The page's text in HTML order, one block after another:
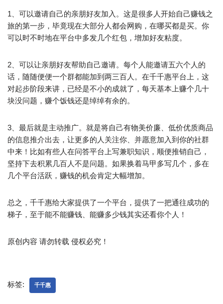
1、可以邀请自己的亲朋好友加入。这是很多人开始自己赚钱之
旅的第一步，毕竟现在大部分人都会网购，在哪买都是买。你
可以时不时地在平台中多发几个红包，增加好友粘度。
2、可以让亲朋好友帮助自己邀请。每个人能邀请五六个人的
话，随随便便一个群都能加到两三百人。在千千惠平台上，这
对起步阶段来讲，已经是不小的成就了，每天基本上赚个几十
块没问题，赚个饭钱还是绰绰有余的。
3、最后就是主动推广。就是将自己有物美价廉、低价优质商品
的信息推介出去，让更多的人关注你、并愿意加入到你的社群
中来！比如有些人在问答平台上写兼职知识，顺便推销自己，
坚持下去积累几百人不是问题。如果换着马甲多写几个，多在
几个平台活跃，赚钱的机会肯定大幅增加。
总之，千千惠给大家提供了一个平台，提供了一把通往成功的
梯子，至于能不能赚钱、能赚多少钱其实还看你个人！
原创内容 请勿转载 侵权必究！
标签: 千千惠